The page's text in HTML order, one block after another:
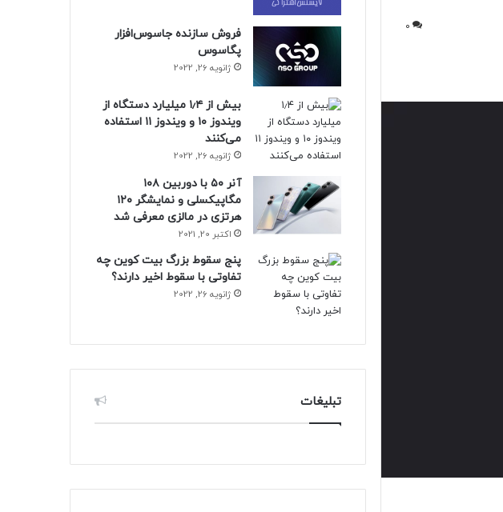
0
فروش سازنده جاسوس‌افزار
پگاسوس
ژانویه 26, 2022
بیش از ۱٫۴ میلیارد دستگاه از
ویندوز ۱۰ و ویندوز ۱۱ استفاده
می‌کنند
ژانویه 26, 2022
آنر ۵۰ با دوربین ۱۰۸
مگاپیکسلی و نمایشگر ۱۲۰
هرتزی در مالزی معرفی شد
اکتبر 20, 2021
پنج سقوط بزرگ بیت کوین چه
تفاوتی با سقوط اخیر دارند؟
ژانویه 26, 2022
تبلیغات